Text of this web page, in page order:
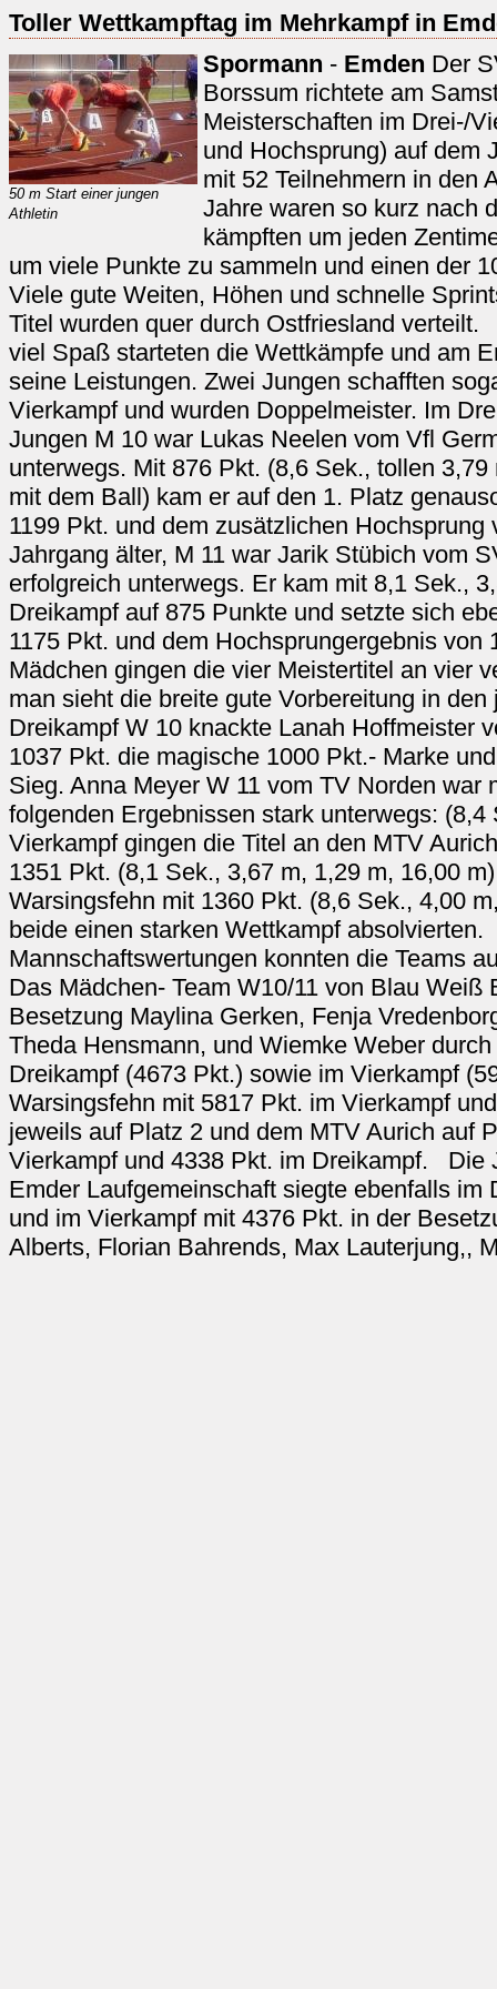
Toller Wettkampftag im Mehrkampf in
50 m Start einer jungen
Athletin
Spormann - Emden Der
Borssum richtete am
Meisterschaften im Drei-/
und Hochsprung) auf dem
mit 52 Teilnehmern in den
Jahre waren so kurz nach
kämpften um jeden
um viele Punkte zu sammeln und einen der
Viele gute Weiten, Höhen und schnelle
Titel wurden quer durch Ostfriesland
viel Spaß starteten die Wettkämpfe und am
seine Leistungen. Zwei Jungen schafften
Vierkampf und wurden Doppelmeister. Im
Jungen M 10 war Lukas Neelen vom Vfl
unterwegs. Mit 876 Pkt. (8,6 Sek., tollen
mit dem Ball) kam er auf den 1. Platz
1199 Pkt. und dem zusätzlichen
Jahrgang älter, M 11 war Jarik Stübich vom
erfolgreich unterwegs. Er kam mit 8,1 Sek.,
Dreikampf auf 875 Punkte und setzte sich
1175 Pkt. und dem Hochsprungergebnis
Mädchen gingen die vier Meistertitel an vier
man sieht die breite gute Vorbereitung in
Dreikampf W 10 knackte Lanah Hoffmeister
1037 Pkt. die magische 1000 Pkt.- Marke
Sieg. Anna Meyer W 11 vom TV Norden war
folgenden Ergebnissen stark unterwegs:
Vierkampf gingen die Titel an den MTV
1351 Pkt. (8,1 Sek., 3,67 m, 1,29 m, 16,00
Warsingsfehn mit 1360 Pkt. (8,6 Sek., 4,00
beide einen starken Wettkampf
Mannschaftswertungen konnten die Teams
Das Mädchen- Team W10/11 von Blau Weiß
Besetzung Maylina Gerken, Fenja
Theda Hensmann, und Wiemke Weber
Dreikampf (4673 Pkt.) sowie im Vierkampf
Warsingsfehn mit 5817 Pkt. im Vierkampf
jeweils auf Platz 2 und dem MTV Aurich auf
Vierkampf und 4338 Pkt. im Dreikampf. Die
Emder Laufgemeinschaft siegte ebenfalls im
und im Vierkampf mit 4376 Pkt. in der
Alberts, Florian Bahrends, Max Lauterjung,,